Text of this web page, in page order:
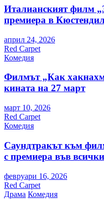
Италианският филм
премиера в
април 24, 2026
Red Carpet
Комедия
Филмът „Как
кината на 27 март
март 10, 2026
Red Carpet
Комедия
Саундтракът към
с премиера във
февруари 16, 2026
Red Carpet
Драма Комедия